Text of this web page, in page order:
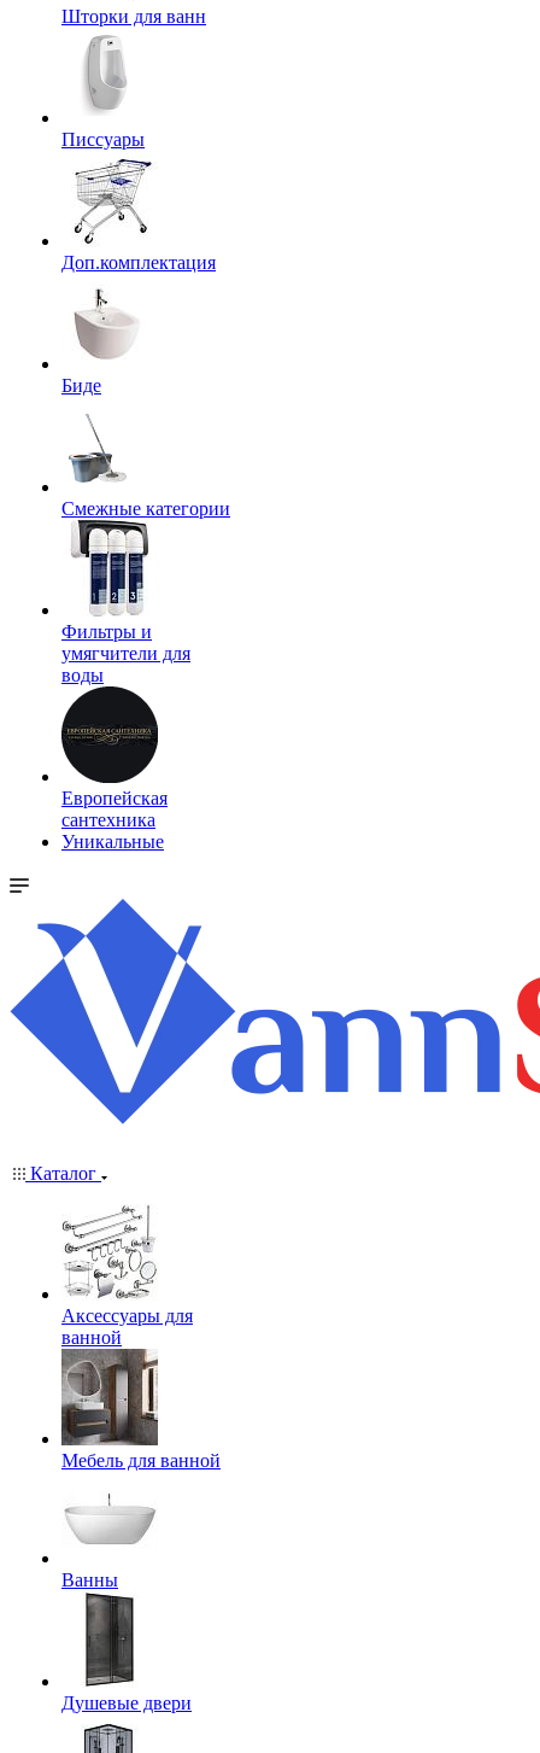
Шторки для ванн
Писсуары
Доп.комплектация
Биде
Смежные категории
Фильтры и
умягчители для
воды
Европейская
сантехника
Уникальные
Каталог
Аксессуары для
ванной
Мебель для ванной
Ванны
Душевые двери